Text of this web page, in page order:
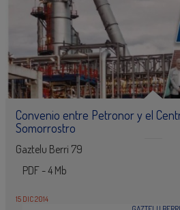
Convenio entre Petronor y el
Somorrostro
Gaztelu Berri 79
PDF - 4 Mb
15 DIC 2014